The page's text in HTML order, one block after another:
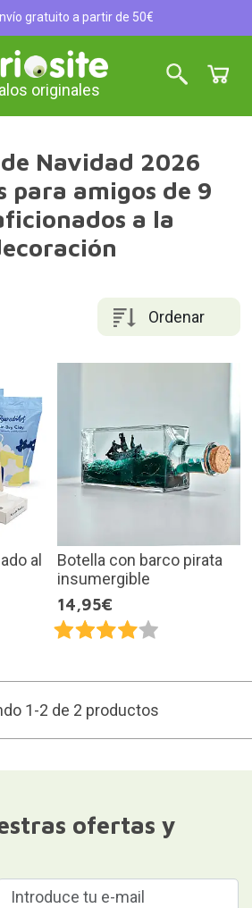
gratuito a partir de 50€
originales
Navidad 2026
para amigos de 9
a la
Ordenar
al
Botella con barco pirata
insumergible
14,95€
1-2 de 2 productos
ofertas y